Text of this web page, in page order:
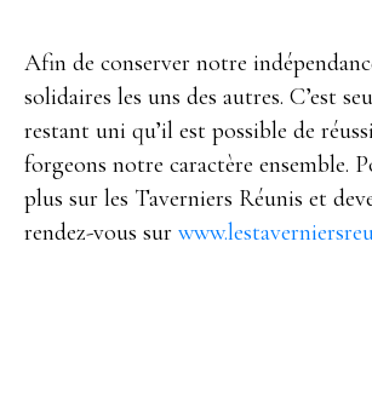
Afin de conserver notre
solidaires les uns des autres. C’est
restant uni qu’il est possible de
forgeons notre caractère ensemble.
plus sur les Taverniers Réunis et
rendez-vous sur